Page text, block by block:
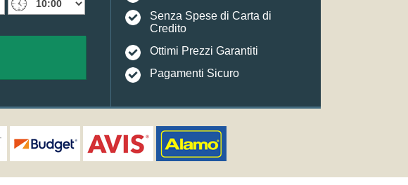
Senza Spese di Carta di
Credito
Ottimi Prezzi Garantiti
Pagamenti Sicuro